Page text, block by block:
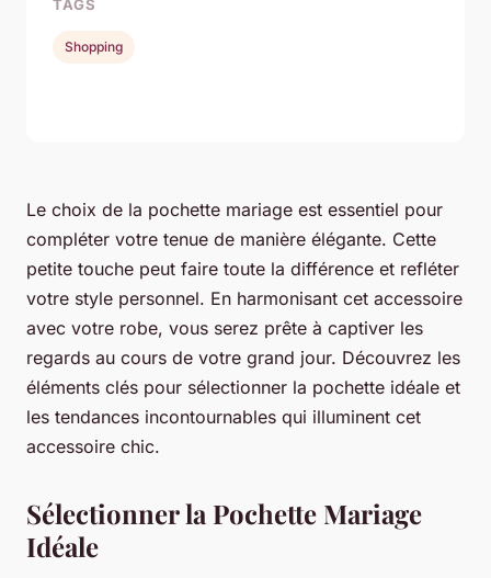
Le choix de la pochette mariage est essentiel pour
compléter votre tenue de manière élégante. Cette
petite touche peut faire toute la différence et refléter
votre style personnel. En harmonisant cet accessoire
avec votre robe, vous serez prête à captiver les
regards au cours de votre grand jour. Découvrez les
éléments clés pour sélectionner la pochette idéale et
les tendances incontournables qui illuminent cet
accessoire chic.
Sélectionner la Pochette Mariage
Idéale
TAGS
Shopping